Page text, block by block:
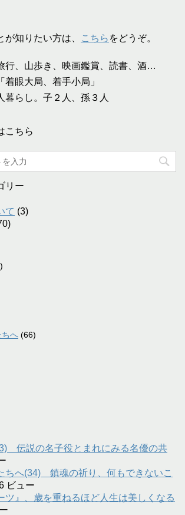
が知りたい方は、 こちら をどうぞ。
行、山歩き、映画鑑賞、読書、酒…
着眼大局、着手小局」
暮らし。子２人、孫３人
こちら
リー
て (3)
ちへ (66)
伝説の名子役とまれにみる名優の共
ちへ(34) 鎮魂の祈り、何もできないこ
ビュー
ツ』、歳を重ねるほど人生は美しくなる